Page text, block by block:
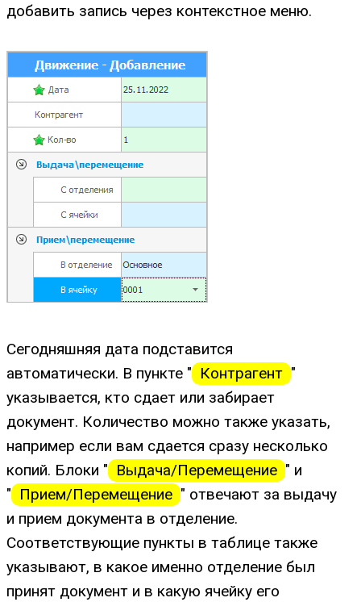
добавить запись через контекстное меню.
Сегодняшняя дата подставится
автоматически. В пункте " Контрагент "
указывается, кто сдает или забирает
документ. Количество можно также указать,
например если вам сдается сразу несколько
копий. Блоки " Выдача/Перемещение " и
" Прием/Перемещение " отвечают за выдачу
и прием документа в отделение.
Соответствующие пункты в таблице также
указывают, в какое именно отделение был
принят документ и в какую ячейку его